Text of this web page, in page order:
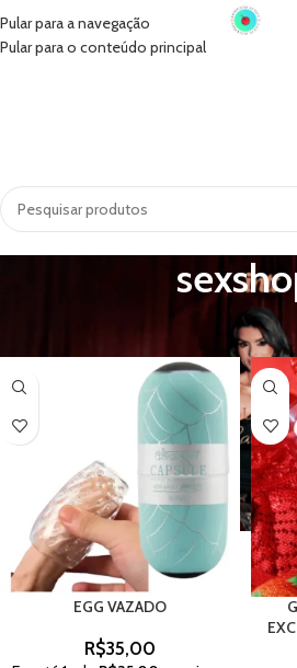
Pular para a navegação
Pular para o conteúdo principal
EGG VAZADO
R$35,00